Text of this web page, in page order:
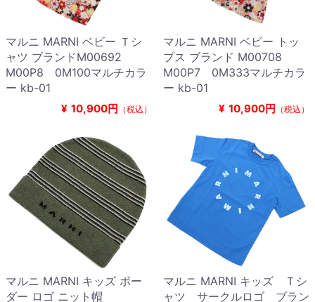
マルニ MARNI ベビー Ｔシ
ャツ ブランドM00692
M00P8 0M100マルチカラ
ー kb-01
¥ 10,900円 （税込）
マルニ MARNI ベビー トッ
プス ブランド M00708
M00P7 0M333マルチカラ
ー kb-01
¥ 10,900円 （税込）
マルニ MARNI キッズ ボー
ダー ロゴ ニット帽
マルニ MARNI キッズ Ｔシ
ャツ サークルロゴ ブラン